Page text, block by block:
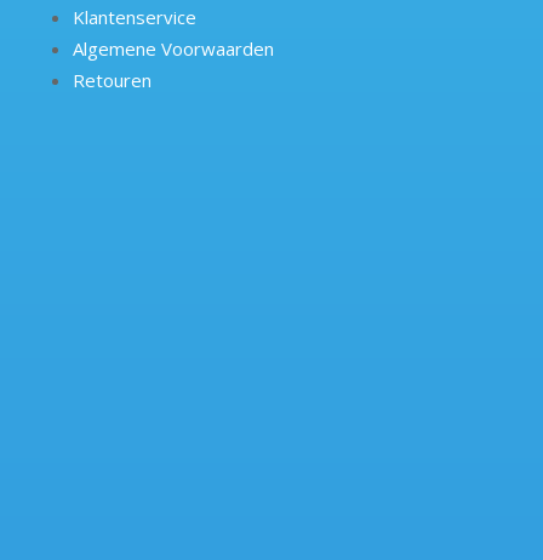
Klantenservice
Algemene Voorwaarden
Retouren